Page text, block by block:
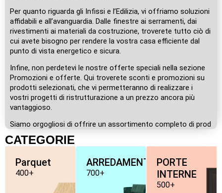
Per quanto riguarda gli Infissi e l’Edilizia, vi offriamo soluzioni
affidabili e all’avanguardia. Dalle finestre ai serramenti, dai
rivestimenti ai materiali da costruzione, troverete tutto ciò di
cui avete bisogno per rendere la vostra casa efficiente dal
punto di vista energetico e sicura.
Infine, non perdetevi le nostre offerte speciali nella sezione
Promozioni e offerte. Qui troverete sconti e promozioni su
prodotti selezionati, che vi permetteranno di realizzare i
vostri progetti di ristrutturazione a un prezzo ancora più
vantaggioso.
Siamo orgogliosi di offrire un assortimento completo di prod
CATEGORIE
Parquet
400+
ARREDAMENTO
700+
PORTE
INTERNE
500+